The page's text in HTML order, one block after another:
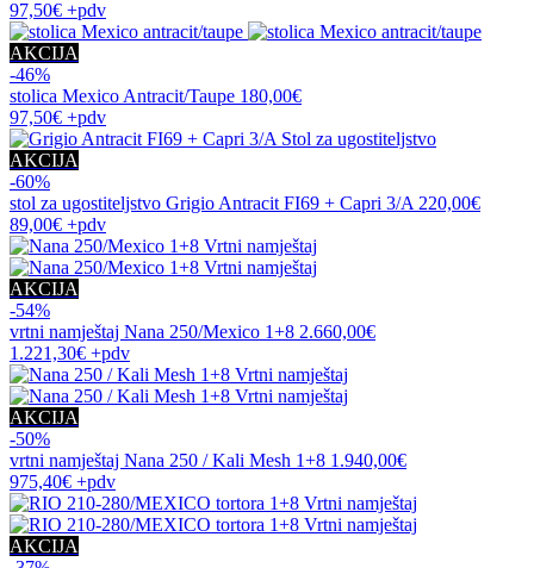
97,50€ +pdv
AKCIJA
-46%
stolica Mexico Antracit/Taupe 180,00€
97,50€ +pdv
AKCIJA
-60%
stol za ugostiteljstvo Grigio Antracit FI69 + Capri 3/A 220,00€
89,00€ +pdv
AKCIJA
-54%
vrtni namještaj Nana 250/Mexico 1+8 2.660,00€
1.221,30€ +pdv
AKCIJA
-50%
vrtni namještaj Nana 250 / Kali Mesh 1+8 1.940,00€
975,40€ +pdv
AKCIJA